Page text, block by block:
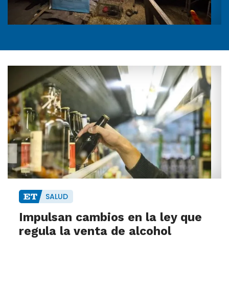
SALUD
Impulsan cambios en la ley que
regula la venta de alcohol